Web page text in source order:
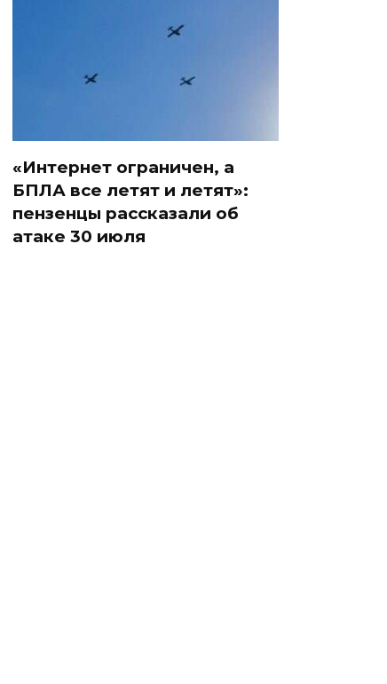
«Интернет ограничен, а
БПЛА все летят и летят»:
пензенцы рассказали об
атаке 30 июля